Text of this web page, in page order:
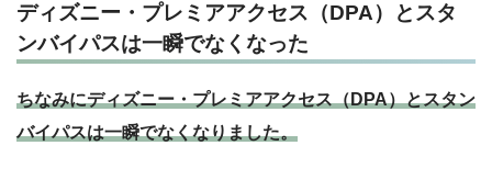
ディズニー・プレミアアクセス（DPA）とスタ
ンバイパスは一瞬でなくなった
ちなみにディズニー・プレミアアクセス（DPA）とスタン
バイパスは一瞬でなくなりました。